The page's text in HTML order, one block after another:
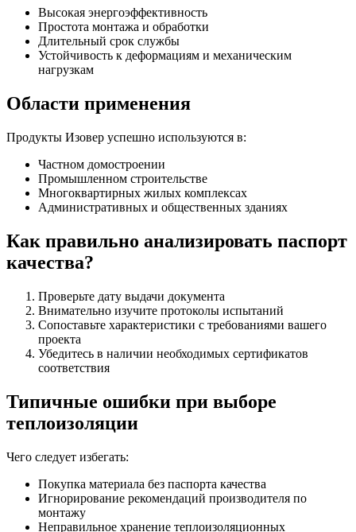
Высокая энергоэффективность
Простота монтажа и обработки
Длительный срок службы
Устойчивость к деформациям и механическим
нагрузкам
Области применения
Продукты Изовер успешно используются в:
Частном домостроении
Промышленном строительстве
Многоквартирных жилых комплексах
Административных и общественных зданиях
Как правильно анализировать паспорт
качества?
Проверьте дату выдачи документа
Внимательно изучите протоколы испытаний
Сопоставьте характеристики с требованиями вашего
проекта
Убедитесь в наличии необходимых сертификатов
соответствия
Типичные ошибки при выборе
теплоизоляции
Чего следует избегать:
Покупка материала без паспорта качества
Игнорирование рекомендаций производителя по
монтажу
Неправильное хранение теплоизоляционных